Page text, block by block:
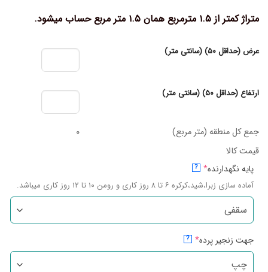
متراژ کمتر از ۱.۵ مترمربع همان ۱.۵ متر مربع حساب میشود.
عرض (حداقل ۵۰) (سانتی متر)
ارتفاع (حداقل ۵۰) (سانتی متر)
جمع کل منطقه (متر مربع)
۰
قیمت کالا
پایه نگهدارنده*
?
آماده سازی زبرا،شید،کرکره ۶ تا ۸ روز کاری و رومن ۱۰ تا ۱۲ روز کاری میباشد.
جهت زنجیر پرده*
?